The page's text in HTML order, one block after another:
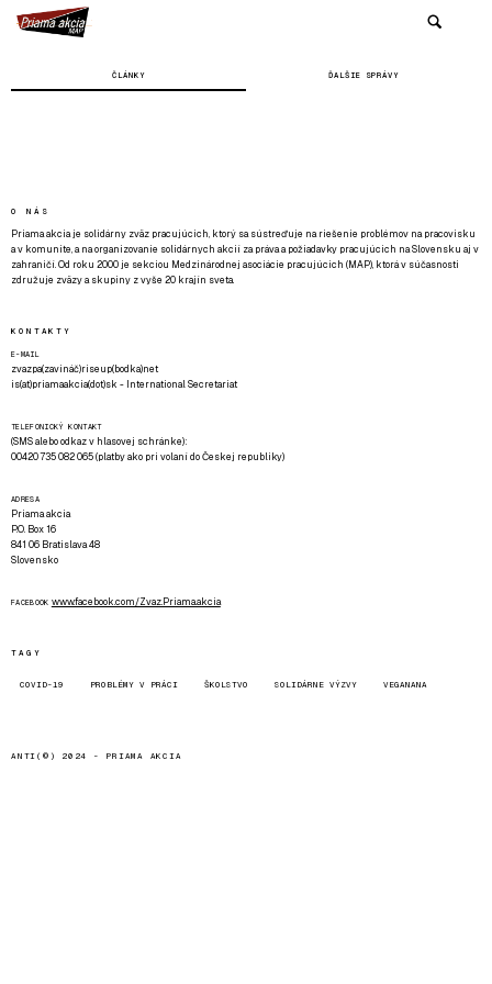
ČLÁNKY ĎALŠIE SPRÁVY
O NÁS
Priama akcia je solidárny zväz pracujúcich, ktorý sa sústreďuje na riešenie problémov na pracovisku
a v komunite, a na organizovanie solidárnych akcií za práva a požiadavky pracujúcich na Slovensku aj v
zahraničí. Od roku 2000 je sekciou Medzinárodnej asociácie pracujúcich (MAP), ktorá v súčasnosti
združuje zväzy a skupiny z vyše 20 krajín sveta.
KONTAKTY
E-MAIL
zvazpa(zavináč)riseup(bodka)net
is(at)priamaakcia(dot)sk - International Secretariat
TELEFONICKÝ KONTAKT
(SMS alebo odkaz v hlasovej schránke):
00420 735 082 065 (platby ako pri volaní do Českej republiky)
ADRESA
Priama akcia
P.O. Box 16
841 06 Bratislava 48
Slovensko
FACEBOOK www.facebook.com/Zvaz.Priama.akcia
TAGY
COVID-19 PROBLÉMY V PRÁCI ŠKOLSTVO SOLIDÁRNE VÝZVY VEGANANA
ANTI(©) 2024 - PRIAMA AKCIA